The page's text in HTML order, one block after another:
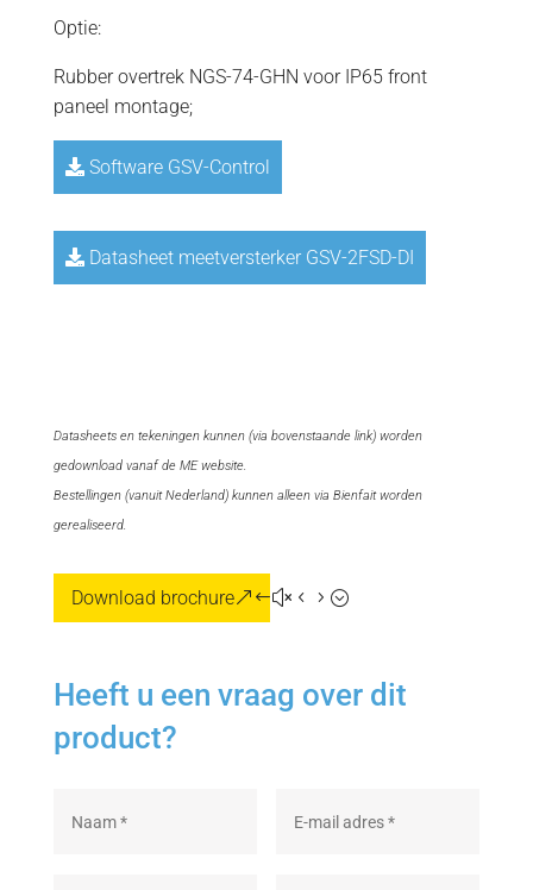
Optie:
Rubber overtrek NGS-74-GHN voor IP65 front
paneel montage;
Software GSV-Control
Datasheet meetversterker GSV-2FSD-DI
Datasheets en tekeningen kunnen (via bovenstaande link) worden
gedownload vanaf de ME website.
Bestellingen (vanuit Nederland) kunnen alleen via Bienfait worden
gerealiseerd.
Download brochure
Heeft u een vraag over dit
product?